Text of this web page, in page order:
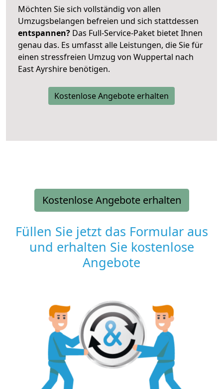
Möchten Sie sich vollständig von allen
Umzugsbelangen befreien und sich stattdessen
entspannen? Das Full-Service-Paket bietet Ihnen
genau das. Es umfasst alle Leistungen, die Sie für
einen stressfreien Umzug von Wuppertal nach
East Ayrshire benötigen.
Kostenlose Angebote erhalten
Kostenlose Angebote erhalten
Füllen Sie jetzt das Formular aus
und erhalten Sie kostenlose
Angebote